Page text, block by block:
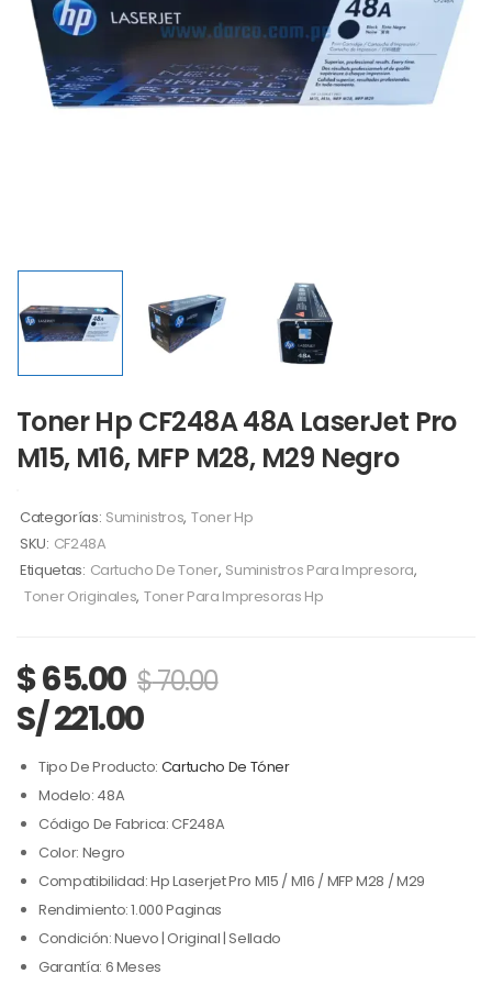
Toner Hp CF248A 48A LaserJet Pro
M15, M16, MFP M28, M29 Negro
Categorías: Suministros, Toner Hp
SKU: CF248A
Etiquetas: Cartucho De Toner, Suministros Para Impresora,
Toner Originales, Toner Para Impresoras Hp
$65.00 $70.00
S/ 221.00
Tipo De Producto: Cartucho De Tóner
Modelo: 48A
Código De Fabrica: CF248A
Color: Negro
Compatibilidad: Hp Laserjet Pro M15 / M16 / MFP M28 / M29
Rendimiento: 1.000 Paginas
Condición: Nuevo | Original | Sellado
Garantía: 6 Meses